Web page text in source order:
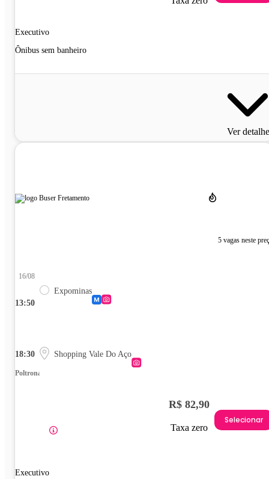
Executivo
Ônibus sem banheiro
Ver
5 vagas neste
13:50
16/08
Expominas
18:30 Shopping Vale Do Aço
Poltrona
Executivo
R$ 82,90
Taxa zero
Selecionar